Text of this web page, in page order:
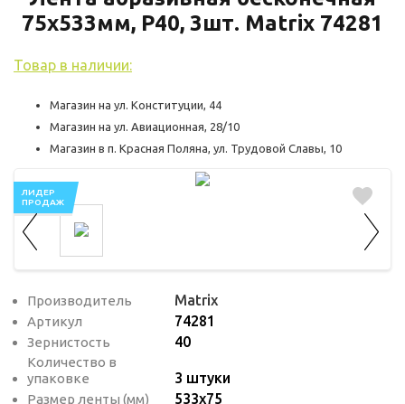
75х533мм, P40, 3шт. Matrix 74281
Товар в наличии:
Магазин на ул. Конституции, 44
Магазин на ул. Авиационная, 28/10
Магазин в п. Красная Поляна, ул. Трудовой Славы, 10
ЛИДЕР
ПРОДАЖ
Производитель Matrix
Артикул 74281
Зернистость 40
Количество в
упаковке
3 штуки
Размер ленты (мм) 533х75
пользователей на сайте. Эти файлы cookie
чтобы увеличить его производительность
и сделать функционал сайта максимально
удобным для пользователей.
Рекламные файлы cookie используются
для целей маркетинга и улучшения
качества рекламы. Эти файлы cookie
помогают обеспечить максимально
высокую точность и ценность содержания
для пользователей сайта.